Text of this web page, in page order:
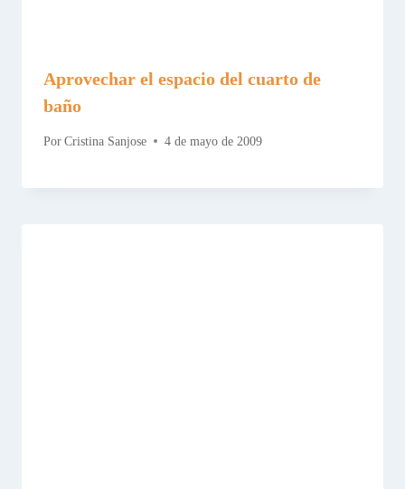
Aprovechar el espacio del cuarto de
baño
Por Cristina Sanjose 4 de mayo de 2009